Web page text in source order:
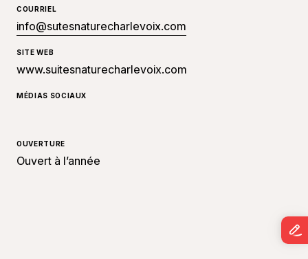
COURRIEL
info@sutesnaturecharlevoix.com
SITE WEB
www.suitesnaturecharlevoix.com
MÉDIAS SOCIAUX
OUVERTURE
Ouvert à l’année